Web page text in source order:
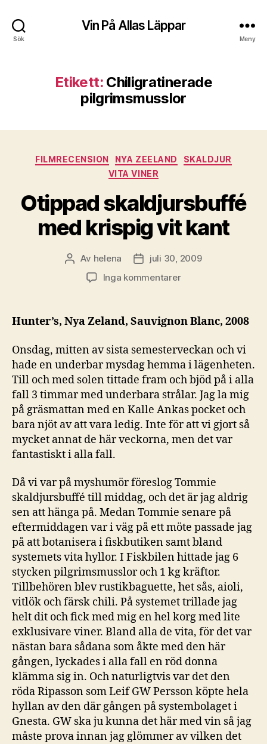
Sök
Vin På Allas Läppar
Meny
Etikett: Chiligratinerade
pilgrimsmusslor
Kategorier
FILMRECENSION NYA ZEELAND
SKALDJUR
VITA VINER
Otippad skaldjursbuffé
med krispig vit kant
Inläggsförfattare
Av helena Inläggsdatum
juli 30, 2009
Inga kommentarertill
med
kant
Hunter’s, Nya Zeland, Sauvignon Blanc, 2008
Onsdag, mitten av sista semesterveckan och vi
hade en underbar mysdag hemma i lägenheten.
Till och med solen tittade fram och bjöd på i alla
fall 3 timmar med underbara strålar. Jag la mig
på gräsmattan med en Kalle Ankas pocket och
bara njöt av att vara ledig. Inte för att vi gjort så
mycket annat de här veckorna, men det var
fantastiskt i alla fall.
Då vi var på myshumör föreslog Tommie
skaldjursbuffé till middag, och det är jag aldrig
sen att hänga på. Medan Tommie senare på
eftermiddagen var i väg på ett möte passade jag
på att botanisera i fiskbutiken samt bland
systemets vita hyllor. I Fiskbilen hittade jag 6
stycken pilgrimsmusslor och 1 kg kräftor.
Tillbehören blev rustikbaguette, het sås, aioli,
vitlök och färsk chili. På systemet trillade jag
helt dit och fick med mig en hel korg med lite
exklusivare viner. Bland alla de vita, för det var
nästan bara sådana som åkte med den här
gången, lyckades i alla fall en röd donna
klämma sig in. Och naturligtvis var det den
röda Ripasson som Leif GW Persson köpte hela
hyllan av den där gången på systembolaget i
Gnesta. GW ska ju kunna det här med vin så jag
måste prova innan jag glömmer av vilken det